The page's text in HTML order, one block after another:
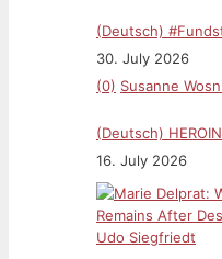
(Deutsch)
30. July 2026
(0) Susanne
(Deutsch)
16. July 2026